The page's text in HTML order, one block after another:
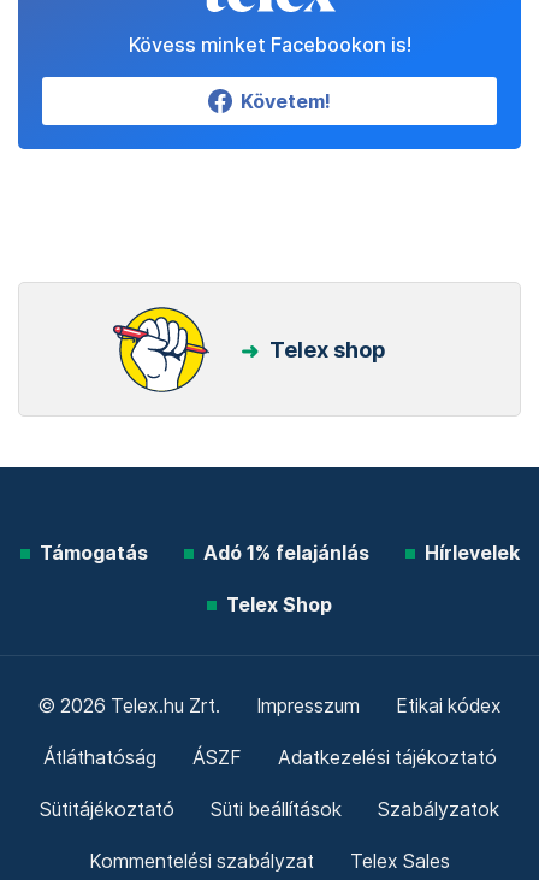
Kövess minket Facebookon is!
Követem!
Telex shop
Támogatás Adó 1% felajánlás Hírlevelek
Telex Shop
© 2026 Telex.hu Zrt. Impresszum Etikai kódex
Átláthatóság ÁSZF Adatkezelési tájékoztató
Sütitájékoztató Süti beállítások Szabályzatok
Kommentelési szabályzat Telex Sales